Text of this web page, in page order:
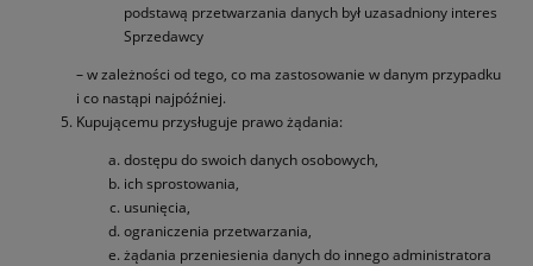
podstawą przetwarzania danych był uzasadniony interes
Sprzedawcy
– w zależności od tego, co ma zastosowanie w danym przypadku
i co nastąpi najpóźniej.
Kupującemu przysługuje prawo żądania:
dostępu do swoich danych osobowych,
ich sprostowania,
usunięcia,
ograniczenia przetwarzania,
żądania przeniesienia danych do innego administratora